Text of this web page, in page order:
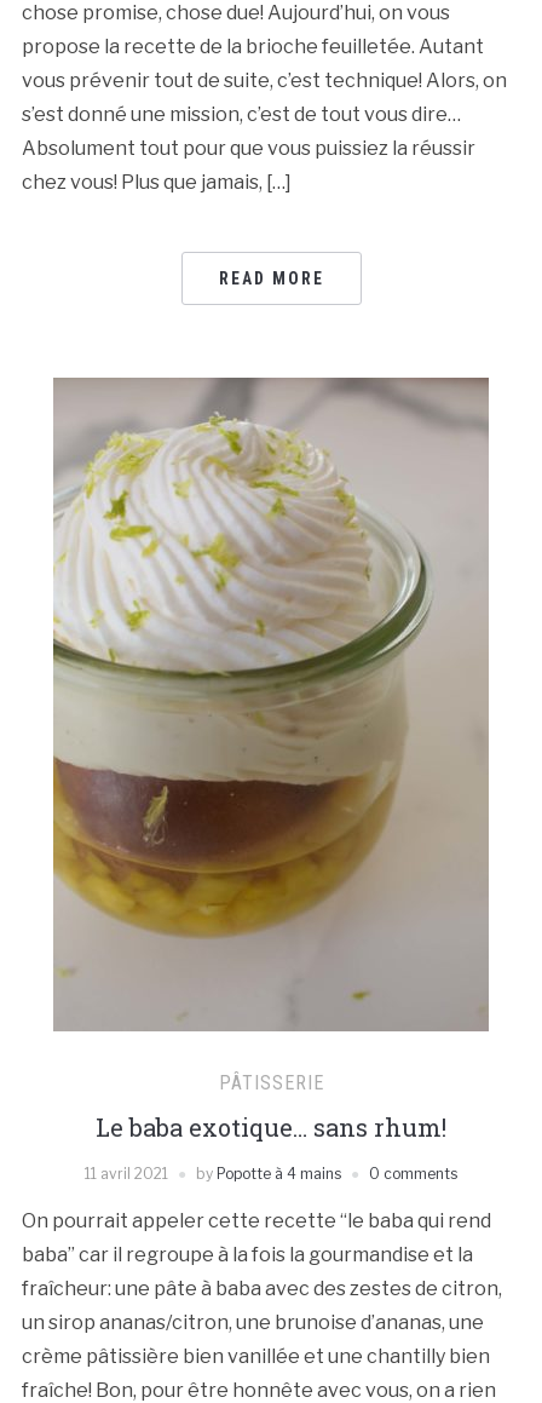
chose promise, chose due! Aujourd’hui, on vous
propose la recette de la brioche feuilletée. Autant
vous prévenir tout de suite, c’est technique! Alors, on
s’est donné une mission, c’est de tout vous dire…
Absolument tout pour que vous puissiez la réussir
chez vous! Plus que jamais, […]
READ MORE
PÂTISSERIE
Le baba exotique… sans rhum!
11 avril 2021 by Popotte à 4 mains 0 comments
On pourrait appeler cette recette “le baba qui rend
baba” car il regroupe à la fois la gourmandise et la
fraîcheur: une pâte à baba avec des zestes de citron,
un sirop ananas/citron, une brunoise d’ananas, une
crème pâtissière bien vanillée et une chantilly bien
fraîche! Bon, pour être honnête avec vous, on a rien